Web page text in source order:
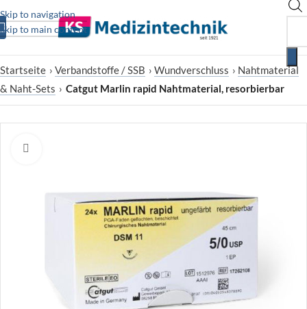
Skip to navigation
Skip to main content
Startseite › Verbandstoffe / SSB › Wundverschluss › Nahtmaterial
& Naht-Sets › Catgut Marlin rapid Nahtmaterial, resorbierbar